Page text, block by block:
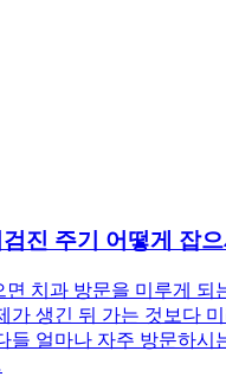
진 주기 어떻게 잡
면 치과 방문을 미루게 되
가 생긴 뒤 가는 것보다
들 얼마나 자주 방문하시